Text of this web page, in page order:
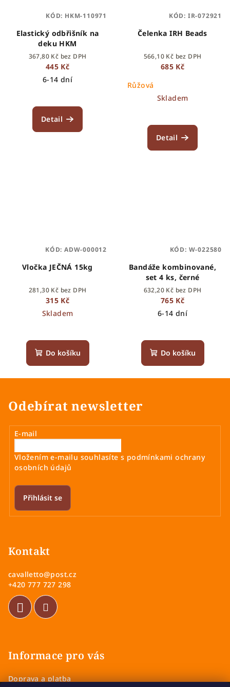
Elastický odbřišník na
deku HKM
367,80 Kč bez DPH
445 Kč
6-14 dní
Detail
KÓD: HKM-110971
Čelenka IRH Beads
566,10 Kč bez DPH
685 Kč
Růžová
Skladem
Detail
KÓD: IR-072921
Vločka JEČNÁ 15kg
281,30 Kč bez DPH
315 Kč
Skladem
Do košíku
KÓD: ADW-000012
Bandáže kombinované,
set 4 ks, černé
632,20 Kč bez DPH
765 Kč
6-14 dní
Do košíku
KÓD: W-022580
Odebírat newsletter
E-mail
Vložením e-mailu souhlasíte s podmínkami ochrany
osobních údajů
Přihlásit se
Kontakt
cavalletto@post.cz
+420 777 727 298
Informace pro vás
Doprava a platba